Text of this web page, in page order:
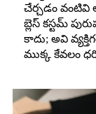
చేర్చడం వంటివి
బ్లెస్ కస్టమ్
కాదు; అవి
ముక్క కేవలం